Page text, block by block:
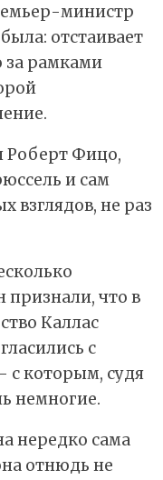
министр
отстаивает
за рамками
Роберт Фицо,
и сам
не раз
признали, что в
Каллас
с
которым, судя
немногие.
нередко сама
отнюдь не